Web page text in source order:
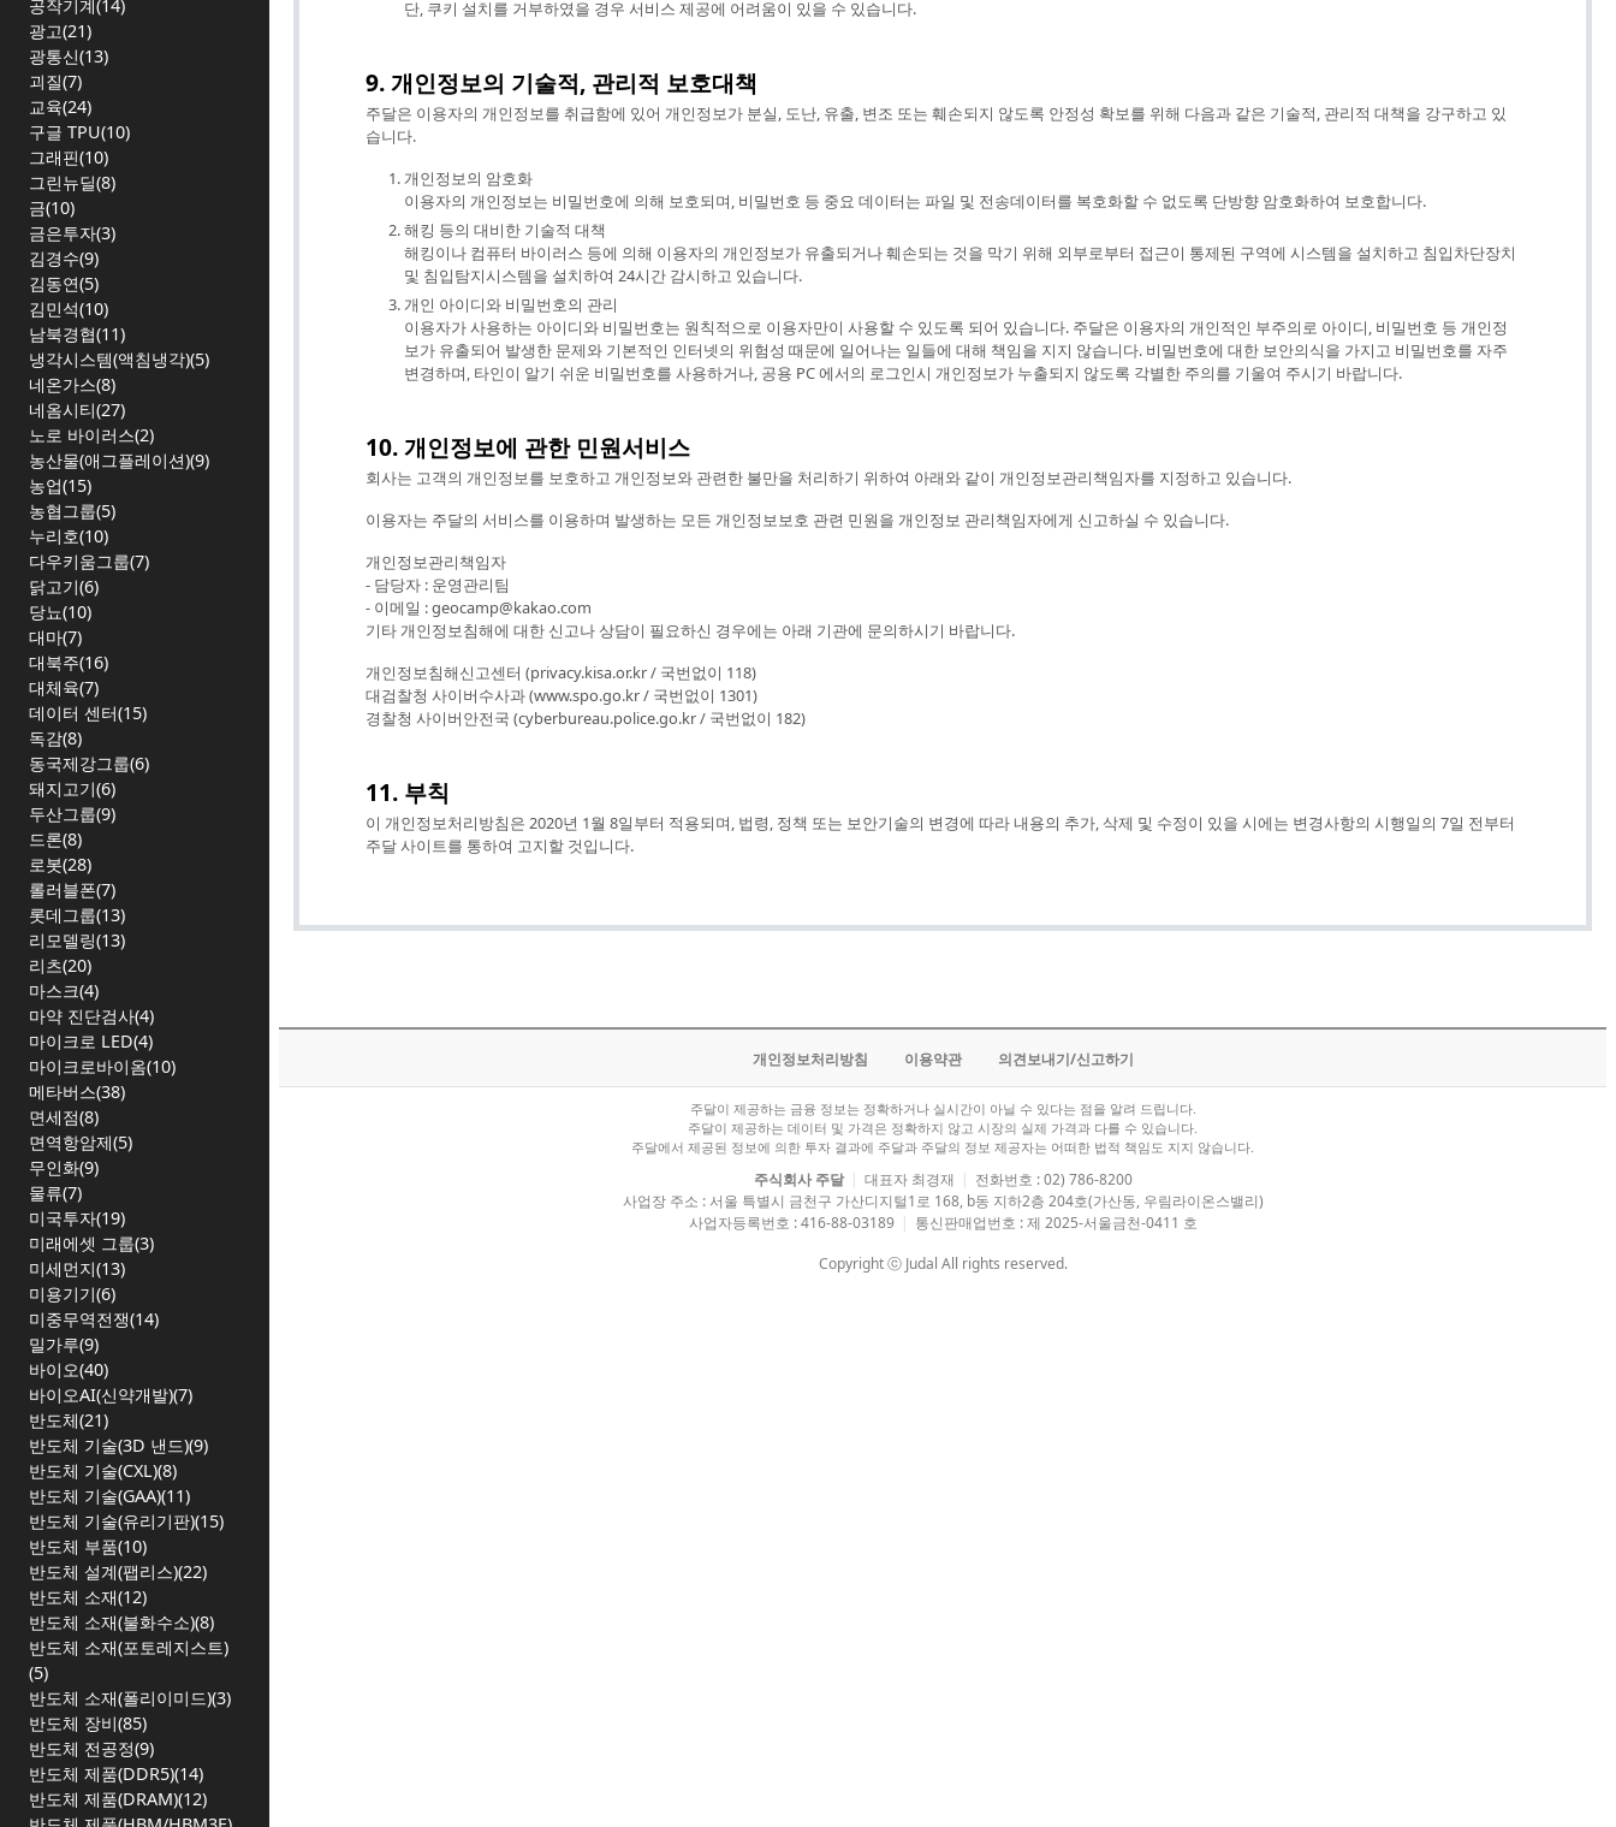
공작기계(14)
광고(21)
광통신(13)
괴질(7)
교육(24)
구글 TPU(10)
그래핀(10)
그린뉴딜(8)
금(10)
금은투자(3)
김경수(9)
김동연(5)
김민석(10)
남북경협(11)
냉각시스템(액침냉각)(5)
네온가스(8)
네옴시티(27)
노로 바이러스(2)
농산물(애그플레이션)(9)
농업(15)
농협그룹(5)
누리호(10)
다우키움그룹(7)
닭고기(6)
당뇨(10)
대마(7)
대북주(16)
대체육(7)
데이터 센터(15)
독감(8)
동국제강그룹(6)
돼지고기(6)
두산그룹(9)
드론(8)
로봇(28)
롤러블폰(7)
롯데그룹(13)
리모델링(13)
리츠(20)
마스크(4)
마약 진단검사(4)
마이크로 LED(4)
마이크로바이옴(10)
메타버스(38)
면세점(8)
면역항암제(5)
무인화(9)
물류(7)
미국투자(19)
미래에셋 그룹(3)
미세먼지(13)
미용기기(6)
미중무역전쟁(14)
밀가루(9)
바이오(40)
바이오AI(신약개발)(7)
반도체(21)
반도체 기술(3D 낸드)(9)
반도체 기술(CXL)(8)
반도체 기술(GAA)(11)
반도체 기술(유리기판)(15)
반도체 부품(10)
반도체 설계(팹리스)(22)
반도체 소재(12)
반도체 소재(불화수소)(8)
반도체 소재(포토레지스트)
(5)
반도체 소재(폴리이미드)(3)
반도체 장비(85)
반도체 전공정(9)
반도체 제품(DDR5)(14)
반도체 제품(DRAM)(12)
단, 쿠키 설치를 거부하였을 경우 서비스 제공에 어려움이 있을 수 있습니다.
9. 개인정보의 기술적, 관리적 보호대책
주달은 이용자의 개인정보를 취급함에 있어 개인정보가 분실, 도난, 유출, 변조 또는 훼손되지 않도록 안정성 확보를 위해 다음과 같은 기술적, 관리적 대책을 강구하고 있
습니다.
개인정보의 암호화
이용자의 개인정보는 비밀번호에 의해 보호되며, 비밀번호 등 중요 데이터는 파일 및 전송데이터를 복호화할 수 없도록 단방향 암호화하여 보호합니다.
해킹 등의 대비한 기술적 대책
해킹이나 컴퓨터 바이러스 등에 의해 이용자의 개인정보가 유출되거나 훼손되는 것을 막기 위해 외부로부터 접근이 통제된 구역에 시스템을 설치하고 침입차단장치
및 침입탐지시스템을 설치하여 24시간 감시하고 있습니다.
개인 아이디와 비밀번호의 관리
이용자가 사용하는 아이디와 비밀번호는 원칙적으로 이용자만이 사용할 수 있도록 되어 있습니다. 주달은 이용자의 개인적인 부주의로 아이디, 비밀번호 등 개인정
보가 유출되어 발생한 문제와 기본적인 인터넷의 위험성 때문에 일어나는 일들에 대해 책임을 지지 않습니다. 비밀번호에 대한 보안의식을 가지고 비밀번호를 자주
변경하며, 타인이 알기 쉬운 비밀번호를 사용하거나, 공용 PC 에서의 로그인시 개인정보가 누출되지 않도록 각별한 주의를 기울여 주시기 바랍니다.
10. 개인정보에 관한 민원서비스
회사는 고객의 개인정보를 보호하고 개인정보와 관련한 불만을 처리하기 위하여 아래와 같이 개인정보관리책임자를 지정하고 있습니다.
이용자는 주달의 서비스를 이용하며 발생하는 모든 개인정보보호 관련 민원을 개인정보 관리책임자에게 신고하실 수 있습니다.
개인정보관리책임자
- 담당자 : 운영관리팀
- 이메일 : geocamp@kakao.com
기타 개인정보침해에 대한 신고나 상담이 필요하신 경우에는 아래 기관에 문의하시기 바랍니다.
개인정보침해신고센터 (privacy.kisa.or.kr / 국번없이 118)
대검찰청 사이버수사과 (www.spo.go.kr / 국번없이 1301)
경찰청 사이버안전국 (cyberbureau.police.go.kr / 국번없이 182)
11. 부칙
이 개인정보처리방침은 2020년 1월 8일부터 적용되며, 법령, 정책 또는 보안기술의 변경에 따라 내용의 추가, 삭제 및 수정이 있을 시에는 변경사항의 시행일의 7일 전부터
주달 사이트를 통하여 고지할 것입니다.
개인정보처리방침 이용약관 의견보내기/신고하기
주달이 제공하는 금융 정보는 정확하거나 실시간이 아닐 수 있다는 점을 알려 드립니다.
주달이 제공하는 데이터 및 가격은 정확하지 않고 시장의 실제 가격과 다를 수 있습니다.
주달에서 제공된 정보에 의한 투자 결과에 주달과 주달의 정보 제공자는 어떠한 법적 책임도 지지 않습니다.
주식회사 주달 | 대표자 최경재 | 전화번호 : 02) 786-8200
사업장 주소 : 서울 특별시 금천구 가산디지털1로 168, b동 지하2층 204호(가산동, 우림라이온스밸리)
사업자등록번호 : 416-88-03189 | 통신판매업번호 : 제 2025-서울금천-0411 호
Copyright ⓒ Judal All rights reserved.